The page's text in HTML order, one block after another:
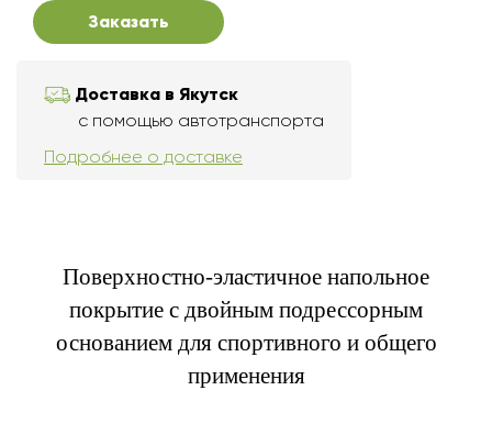
Заказать
Доставка в Якутск
с помощью автотранспорта
Подробнее о доставке
Поверхностно-эластичное напольное
покрытие с двойным подрессорным
основанием для спортивного и общего
применения